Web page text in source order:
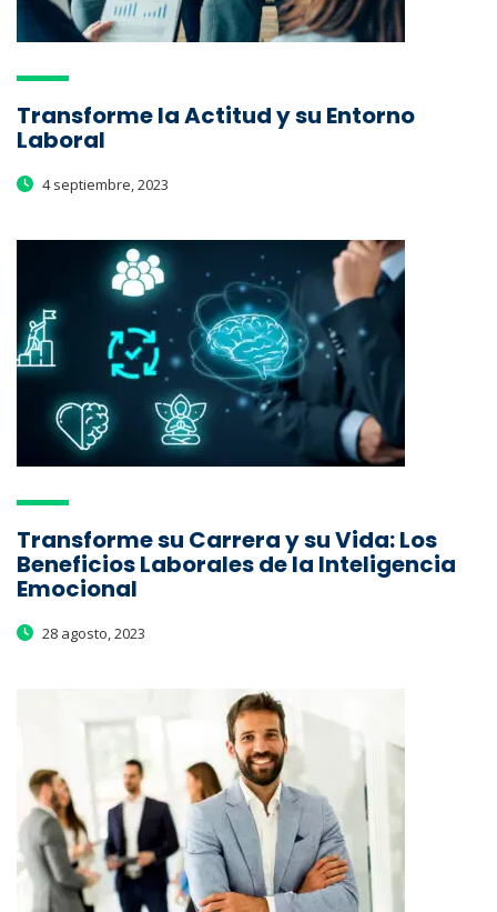
Transforme la Actitud y su Entorno
Laboral
4 septiembre, 2023
Transforme su Carrera y su Vida: Los
Beneficios Laborales de la Inteligencia
Emocional
28 agosto, 2023